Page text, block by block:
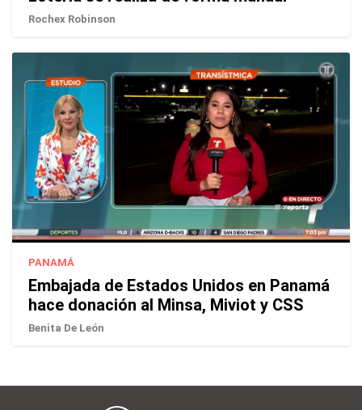
Rochex Robinson
PANAMÁ
Embajada de Estados Unidos en Panamá
hace donación al Minsa, Miviot y CSS
Benita De León